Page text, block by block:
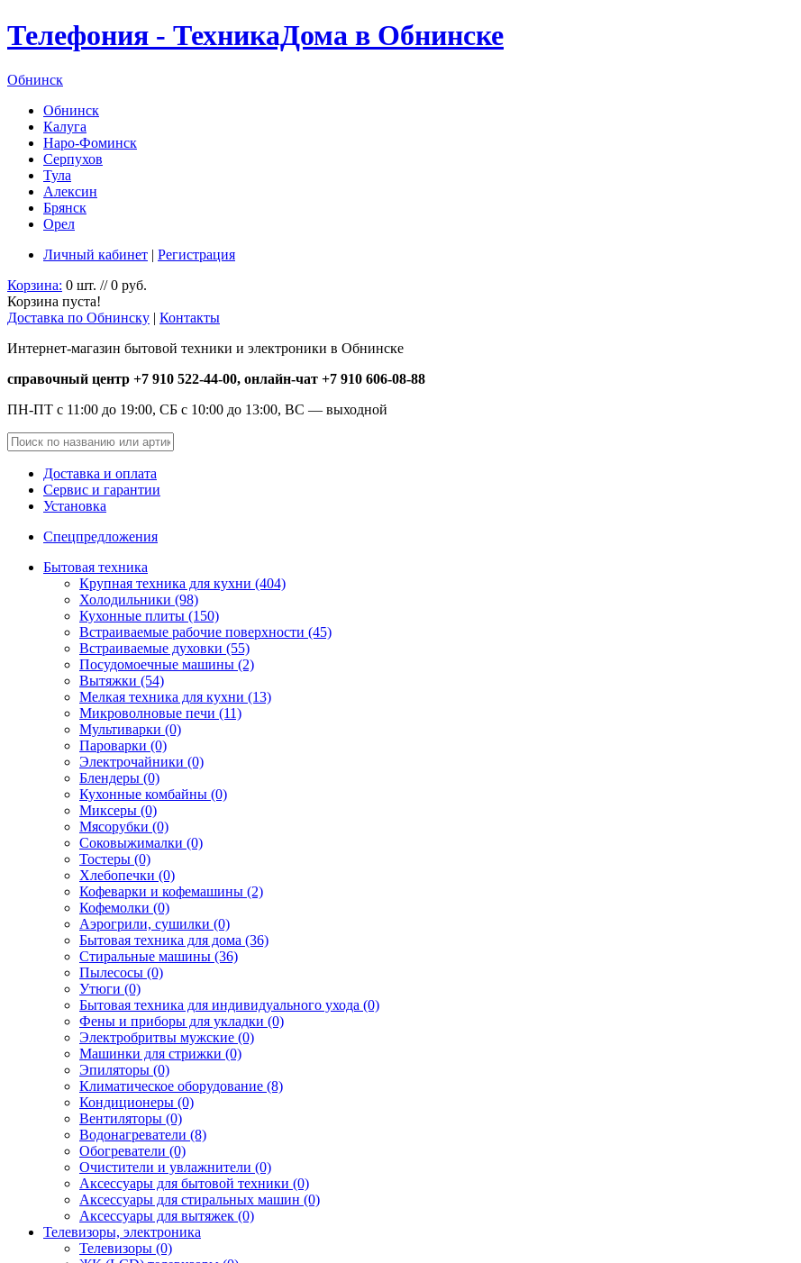
Телефония - ТехникаДома в Обнинске
Обнинск
Обнинск
Калуга
Наро-Фоминск
Серпухов
Тула
Алексин
Брянск
Орел
Личный кабинет | Регистрация
Корзина: 0 шт. // 0 руб.
Корзина пуста!
Доставка по Обнинску | Контакты
Интернет-магазин бытовой техники и электроники в Обнинске
справочный центр +7 910 522-44-00, онлайн-чат +7 910 606-08-88
ПН-ПТ с 11:00 до 19:00, СБ с 10:00 до 13:00, ВС — выходной
Доставка и оплата
Сервис и гарантии
Установка
Спецпредложения
Бытовая техника
Крупная техника для кухни (404)
Холодильники (98)
Кухонные плиты (150)
Встраиваемые рабочие поверхности (45)
Встраиваемые духовки (55)
Посудомоечные машины (2)
Вытяжки (54)
Мелкая техника для кухни (13)
Микроволновые печи (11)
Мультиварки (0)
Пароварки (0)
Электрочайники (0)
Блендеры (0)
Кухонные комбайны (0)
Миксеры (0)
Мясорубки (0)
Соковыжималки (0)
Тостеры (0)
Хлебопечки (0)
Кофеварки и кофемашины (2)
Кофемолки (0)
Аэрогрили, сушилки (0)
Бытовая техника для дома (36)
Стиральные машины (36)
Пылесосы (0)
Утюги (0)
Бытовая техника для индивидуального ухода (0)
Фены и приборы для укладки (0)
Электробритвы мужские (0)
Машинки для стрижки (0)
Эпиляторы (0)
Климатическое оборудование (8)
Кондиционеры (0)
Вентиляторы (0)
Водонагреватели (8)
Обогреватели (0)
Очистители и увлажнители (0)
Аксессуары для бытовой техники (0)
Аксессуары для стиральных машин (0)
Аксессуары для вытяжек (0)
Телевизоры, электроника
Телевизоры (0)